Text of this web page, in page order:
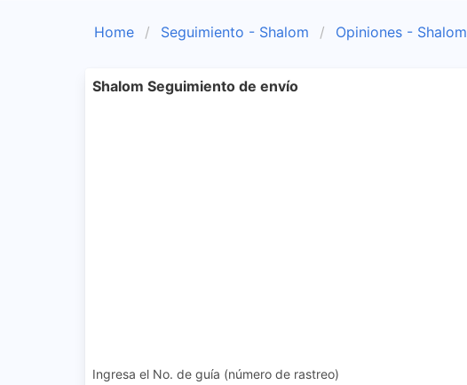
Home Seguimiento - Shalom Opiniones - Shalom
Shalom Seguimiento de envío
Ingresa el No. de guía (número de rastreo)